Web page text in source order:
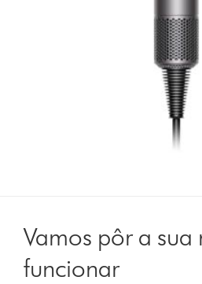
Vamos pôr a
funcionar